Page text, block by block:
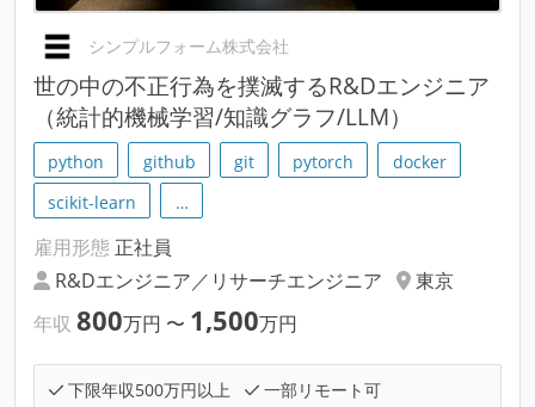
シンプルフォーム株式会社
世の中の不正行為を撲滅するR&Dエンジニア
（統計的機械学習/知識グラフ/LLM）
python github git pytorch
docker
scikit-learn
…
雇用形態 正社員
R&Dエンジニア／リサーチエンジニア
東京
年収 800万円 〜 1,500万円
下限年収500万円以上
一部リモート可